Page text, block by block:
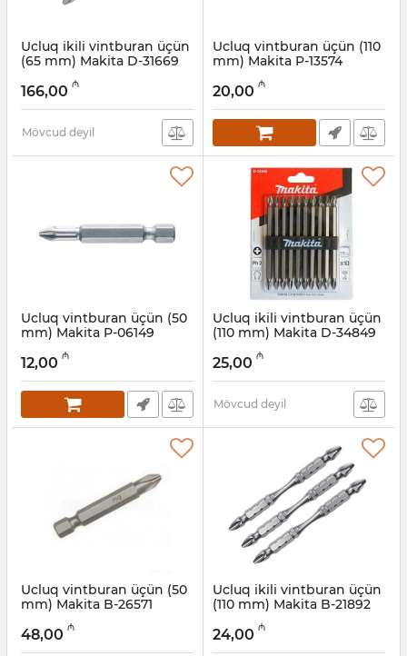
Ucluq ikili vintburan üçün
(65 mm) Makita D-31669
004001185
166,00 ₼
Mövcud deyil
Ucluq vintburan üçün (110
mm) Makita P-13574
004001184
20,00 ₼
Ucluq vintburan üçün (50
mm) Makita P-06149
004001183
12,00 ₼
Ucluq ikili vintburan üçün
(110 mm) Makita D-34849
004001182
25,00 ₼
Mövcud deyil
Ucluq vintburan üçün (50
mm) Makita B-26571
004001181
48,00 ₼
Ucluq ikili vintburan üçün
(110 mm) Makita B-21892
004001180
24,00 ₼